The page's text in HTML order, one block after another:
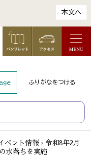
本文へ
ふりがなをつける
ベント情報 › 令和8年2月
水落ちを実施